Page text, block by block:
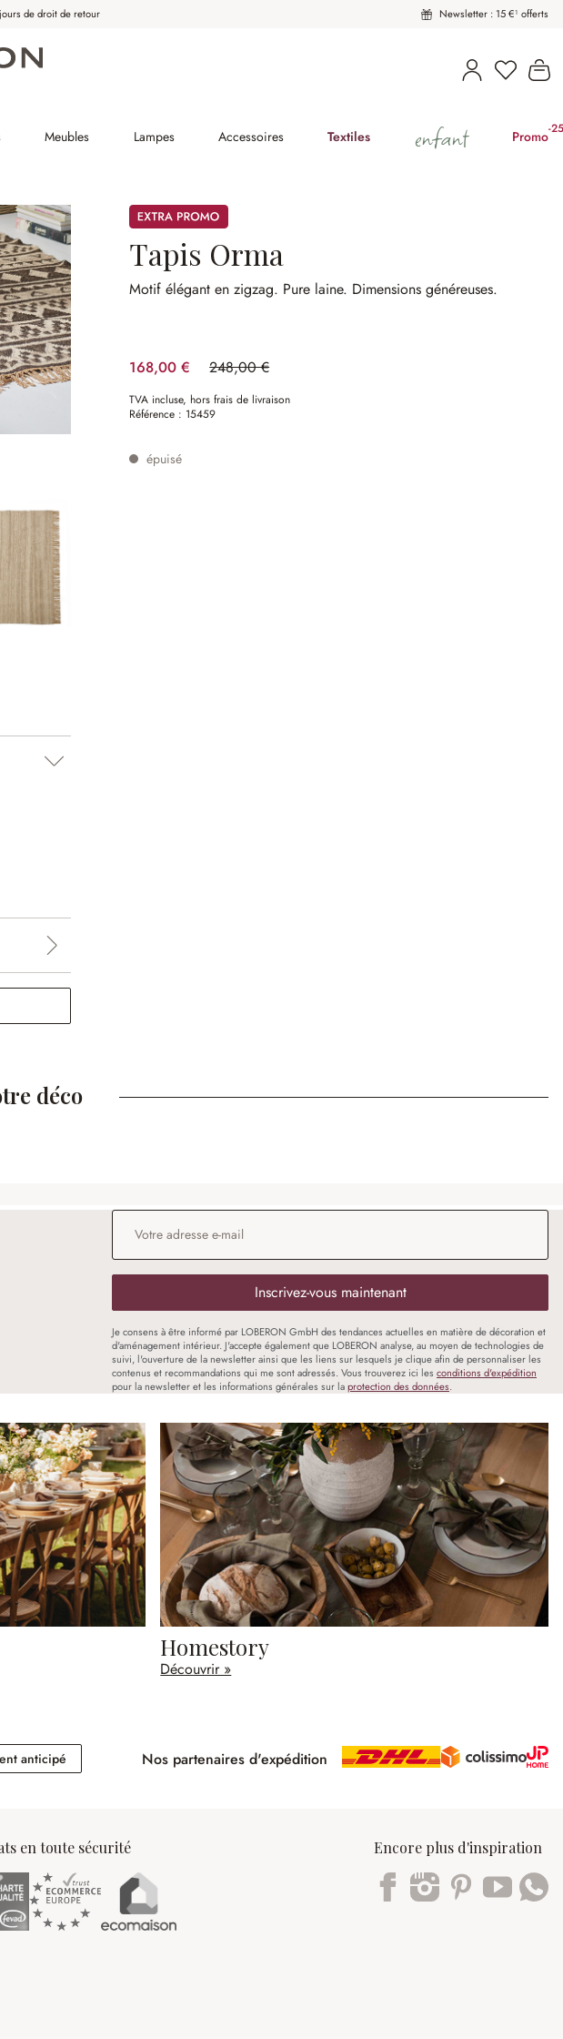
de droit de retour Newsletter : 15 €¹ offerts
Vous
Meubles Lampes Accessoires Textiles enfant Promo-
Promos
Tapis Orma
Motif élégant en zigzag. Pure laine. Dimensions généreuses.
168,00 € 248,00 €
(32.26%spared)
TVA incluse, hors frais de livraison
Référence : 15459
épuisé
déco
Adresse e-mail
Inscrivez-vous maintenant
Je consens à être informé par LOBERON GmbH des tendances actuelles en matière de décoration et
d'aménagement intérieur. J'accepte également que LOBERON analyse, au moyen de technologies de
suivi, l'ouverture de la newsletter ainsi que les liens sur lesquels je clique afin de personnaliser les
contenus et recommandations qui me sont adressés. Vous trouverez ici les conditions d'expédition
pour la newsletter et les informations générales sur laprotection des données.
Homestory
Découvrir »
anticipéPaiement anticipéNos partenaires d'expédition
en toute sécurité Encore plus d'inspiration